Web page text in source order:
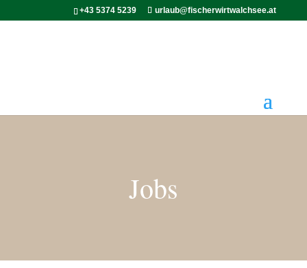
+43 5374 5239 urlaub@fischerwirtwalchsee.at
Jobs